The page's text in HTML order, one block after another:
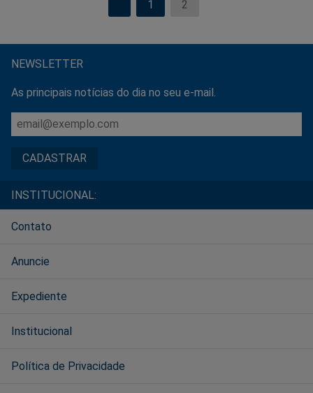
1 2
NEWSLETTER
As principais notícias do dia no seu e-mail.
INSTITUCIONAL:
Contato
Anuncie
Expediente
Institucional
Política de Privacidade